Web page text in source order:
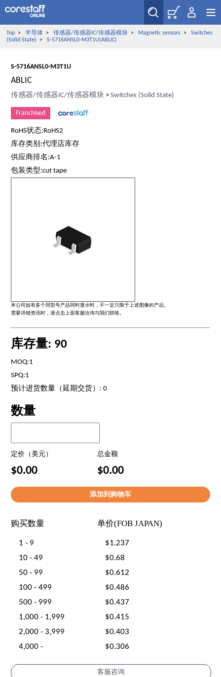
Top> 半导体> 传感器/传感器IC/传感器模块> Magnetic sensors> Switches
(Solid State) > S-5716ANSL0-M3T1U(ABLIC)
S-5716ANSL0-M3T1U
ABLIC
传感器/传感器IC/传感器模块 >Switches (Solid State)
Franchised
RoHS状态:RoHS2
库存类别:代理店库存
供应商排名:A-1
包装类型:cut tape
本公司如有多个同型号产品同时显示时，不一定只限于上述图像的产品。
需要详细资讯时，请点击上面客服洽询与我们联络。
库存量: 90
MOQ:1
SPQ:1
预计进货数量（延期交货）: 0
数量
定价（美元） 总金额
$0.00 $0.00
购买数量 单价(FOB JAPAN)
1 - 9
$1.237
10 - 49
$0.68
50 - 99
$0.612
100 - 499
$0.486
500 - 999
$0.437
1,000 - 1,999
$0.415
2,000 - 3,999
$0.403
4,000 -
$0.306
客服咨询